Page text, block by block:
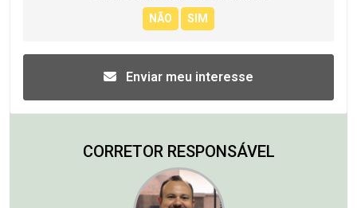
Enviar meu interesse
CORRETOR RESPONSÁVEL